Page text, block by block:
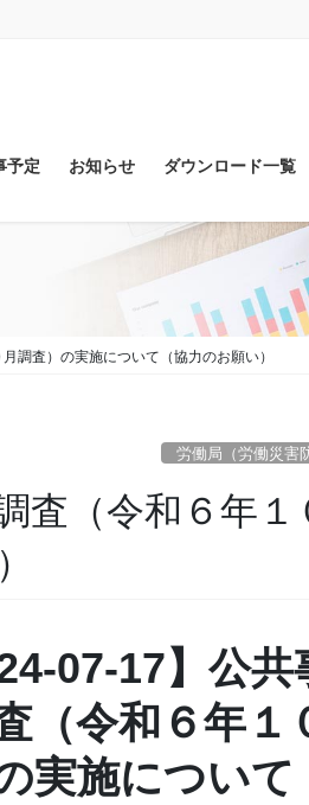
予定 お知らせ ダウンロード一覧
調査）の実施について（協力のお願い）
労働局（労働災害
査（令和６年１
07-17】公
（令和６年１
実施について